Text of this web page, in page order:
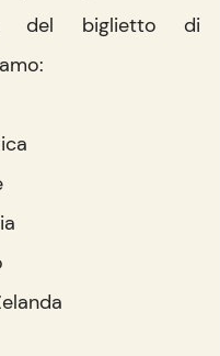
del biglietto di